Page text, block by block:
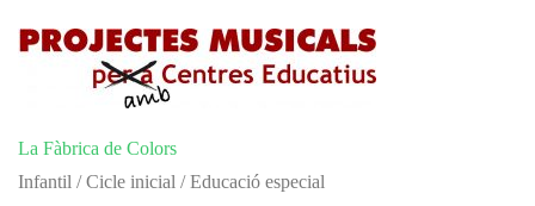
La Fàbrica de Colors
Infantil / Cicle inicial / Educació especial